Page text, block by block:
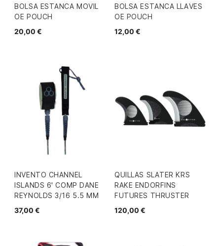
BOLSA ESTANCA MOVIL
OE POUCH
20,00 €
BOLSA ESTANCA LLAVES
OE POUCH
12,00 €
INVENTO CHANNEL
ISLANDS 6' COMP DANE
REYNOLDS 3/16 5.5 MM
37,00 €
QUILLAS SLATER KRS
RAKE ENDORFINS
FUTURES THRUSTER
120,00 €